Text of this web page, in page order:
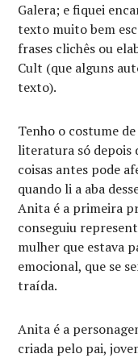
Galera; e fiquei
texto muito bem
frases clichês ou
Cult (que alguns
texto).
Tenho o costume
literatura só depois
coisas antes pode
quando li a aba
Anita é a primeira
conseguiu
mulher que estava
emocional, que se
traída.
Anita é a
criada pelo pai,